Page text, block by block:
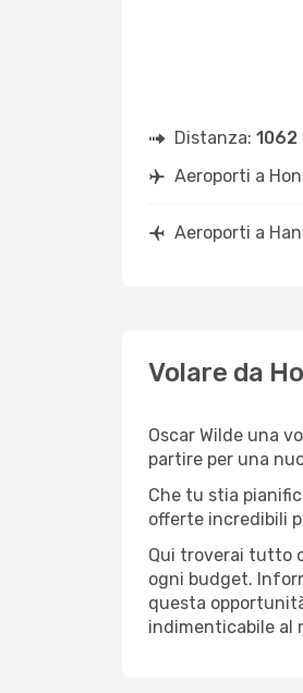
Distanza: 1062
Aeroporti a
Aeroporti a
Volare da
Oscar Wilde una
partire per una
Che tu stia
offerte incredibili
Qui troverai tutto
ogni budget.
questa
indimenticabile al